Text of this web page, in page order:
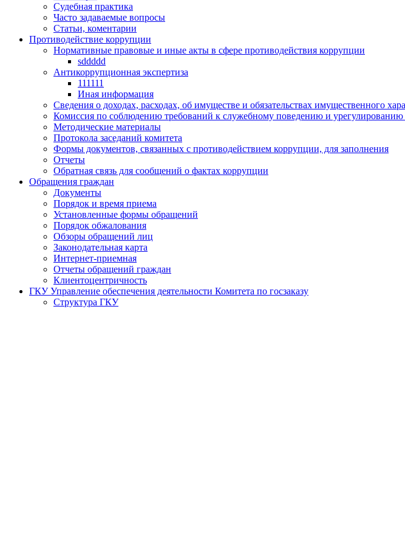
Судебная практика
Часто задаваемые вопросы
Статьи, коментарии
Противодействие коррупции
Нормативные правовые и иные акты в сфере противодействия коррупции
sddddd
Антикоррупционная экспертиза
111111
Иная информация
Сведения о доходах, расходах, об имуществе и обязательствах имущественного
Комиссия по соблюдению требований к служебному поведению и урегулированию
Методические материалы
Протокола заседаний комитета
Формы документов, связанных с противодействием коррупции, для заполнения
Отчеты
Обратная связь для сообщений о фактах коррупции
Обращения граждан
Документы
Порядок и время приема
Установленные формы обращений
Порядок обжалования
Обзоры обращений лиц
Законодательная карта
Интернет-приемная
Отчеты обращений граждан
Клиентоцентричность
ГКУ Управление обеспечения деятельности Комитета по госзаказу
Структура ГКУ